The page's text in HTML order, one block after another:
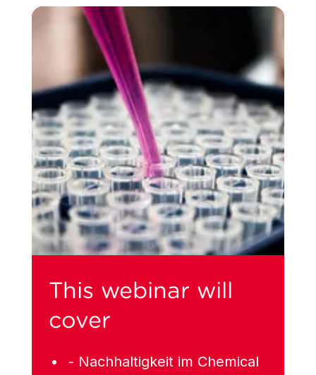
This webinar will
cover
- Nachhaltigkeit im Chemical